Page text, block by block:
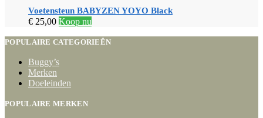
Voetensteun BABYZEN YOYO Black
€ 25,00 Koop nu
POPULAIRE CATEGORIEËN
Buggy’s
Merken
Doeleinden
POPULAIRE MERKEN